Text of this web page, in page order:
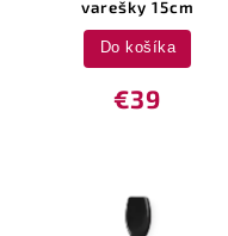
varešky 15cm
€39
Do košíka